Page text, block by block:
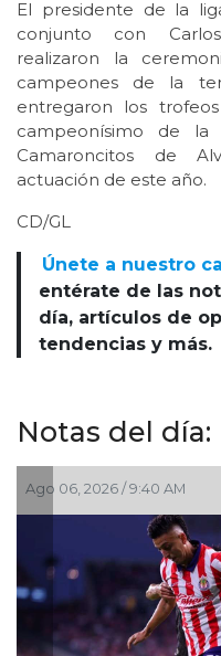
El presidente de la
conjunto con
realizaron la
campeones de la
entregaron los
campeonísimo de
Camaroncitos de
actuación de este año.
CD/GL
Únete a nuestro
entérate de las
día, artículos de
tendencias y más.
Notas del día:
2026 / 9:40 AM